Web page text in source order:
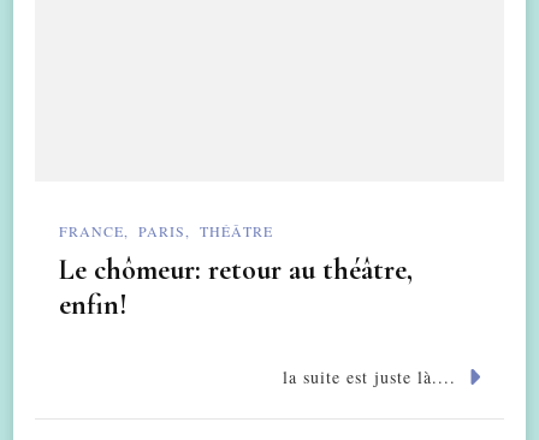
FRANCE PARIS THÉÂTRE
Le chômeur: retour au théâtre,
enfin!
la suite est juste là....